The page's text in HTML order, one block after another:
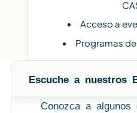
Acceso a
Programas
Escuche a nuestros
Conozca a algunos